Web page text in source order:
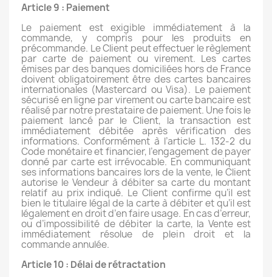
Article 9 : Paiement
Le paiement est exigible immédiatement à la
commande, y compris pour les produits en
précommande. Le Client peut effectuer le règlement
par carte de paiement ou virement. Les cartes
émises par des banques domiciliées hors de France
doivent obligatoirement être des cartes bancaires
internationales (Mastercard ou Visa). Le paiement
sécurisé en ligne par virement ou carte bancaire est
réalisé par notre prestataire de paiement. Une fois le
paiement lancé par le Client, la transaction est
immédiatement débitée après vérification des
informations. Conformément à l’article L. 132-2 du
Code monétaire et financier, l’engagement de payer
donné par carte est irrévocable. En communiquant
ses informations bancaires lors de la vente, le Client
autorise le Vendeur à débiter sa carte du montant
relatif au prix indiqué. Le Client confirme qu’il est
bien le titulaire légal de la carte à débiter et qu’il est
légalement en droit d’en faire usage. En cas d’erreur,
ou d’impossibilité de débiter la carte, la Vente est
immédiatement résolue de plein droit et la
commande annulée.
Article 10 : Délai de rétractation